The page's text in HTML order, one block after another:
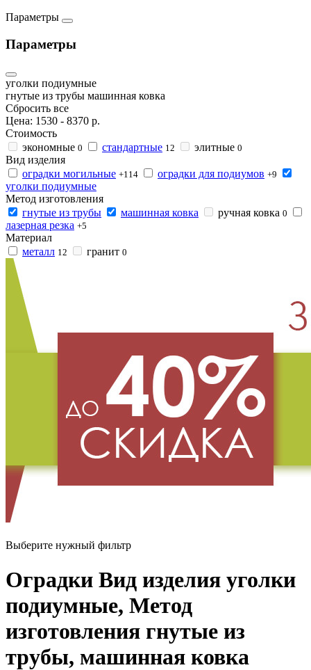
Параметры
Параметры
уголки подиумные
гнутые из трубы машинная ковка
Сбросить все
Цена: 1530 - 8370 р.
Стоимость
экономные 0 стандартные 12 элитные 0
Вид изделия
оградки могильные +114 оградки для подиумов +9
уголки подиумные
Метод изготовления
гнутые из трубы
машинная ковка ручная ковка 0
лазерная резка +5
Материал
металл 12 гранит 0
Выберите нужный фильтр
Оградки Вид изделия уголки
подиумные, Метод
изготовления гнутые из
трубы, машинная ковка